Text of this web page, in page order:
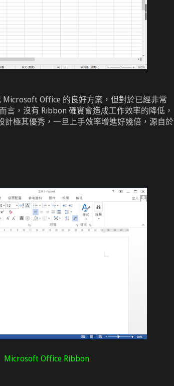
Microsoft Office 的良好方案，但對於已經非常
言，沒有 Ribbon 確實會造成工作效率的降低，
計極其優秀，一旦上手效率增進好幾倍，源自於
Microsoft Office Ribbon